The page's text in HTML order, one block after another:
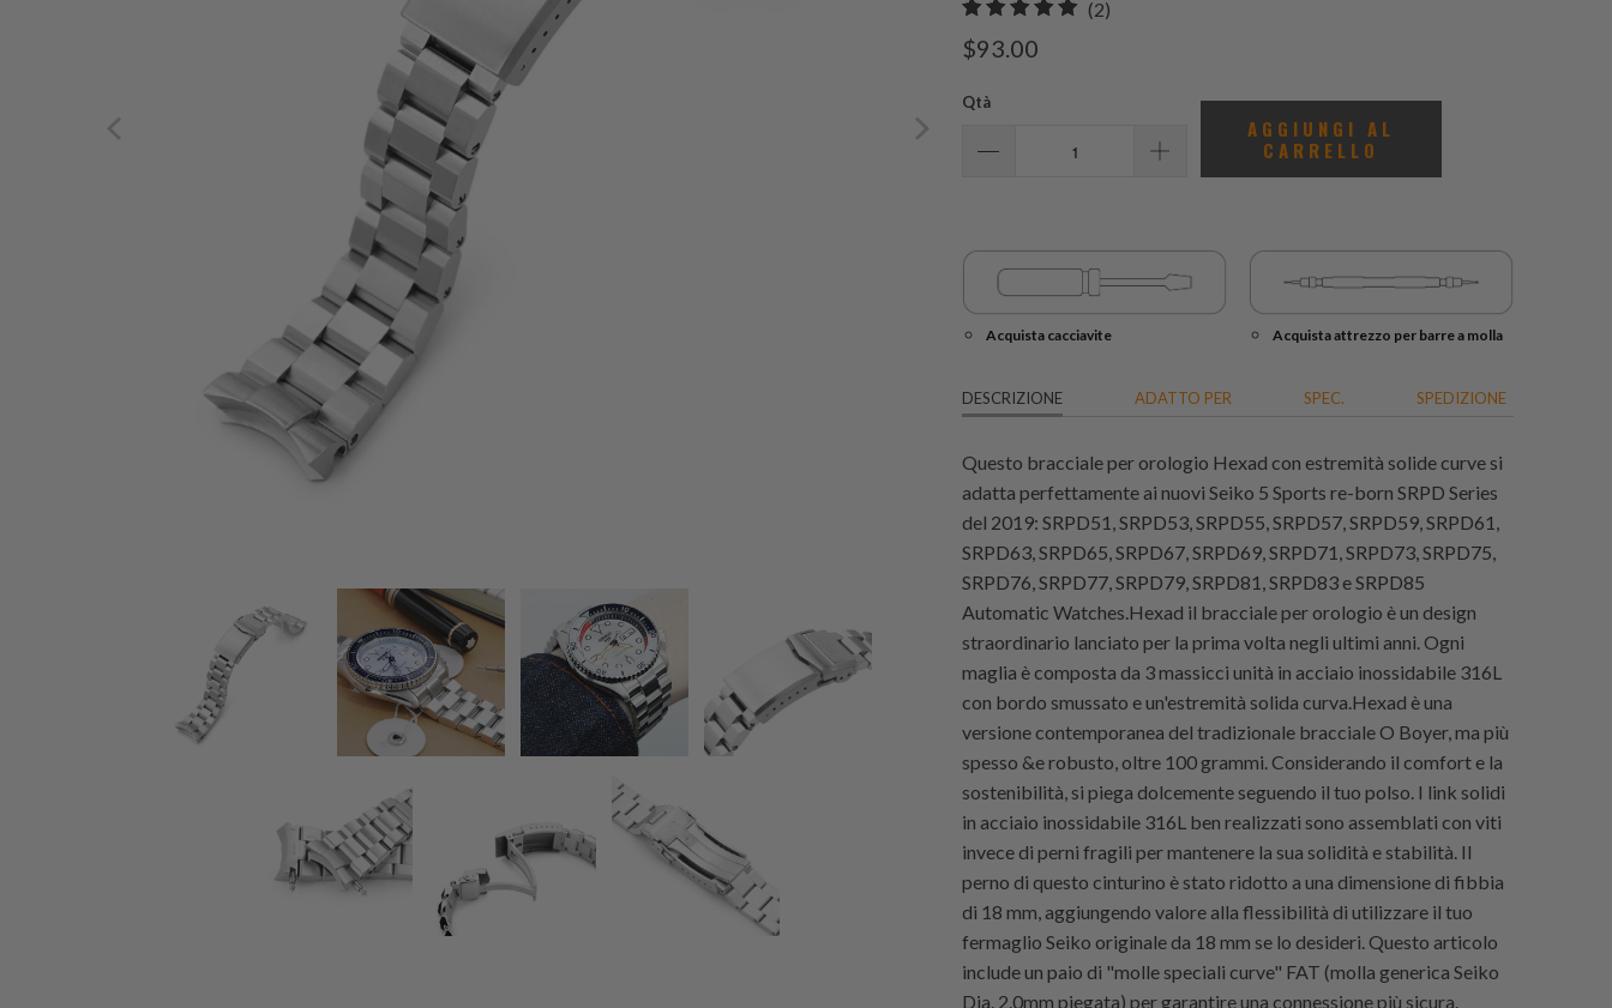
(2)
$93.00
Qtà
AGGIUNGI AL
CARRELLO
Acquista cacciavite Acquista attrezzo per barre a molla
DESCRIZIONE ADATTO PER SPEC. SPEDIZIONE
Questo bracciale per orologio Hexad con estremità solide curve si
adatta perfettamente ai nuovi Seiko 5 Sports re-born SRPD Series
del 2019: SRPD51, SRPD53, SRPD55, SRPD57, SRPD59, SRPD61,
SRPD63, SRPD65, SRPD67, SRPD69, SRPD71, SRPD73, SRPD75,
SRPD76, SRPD77, SRPD79, SRPD81, SRPD83 e SRPD85
Automatic Watches.Hexad il bracciale per orologio è un design
straordinario lanciato per la prima volta negli ultimi anni. Ogni
maglia è composta da 3 massicci unità in acciaio inossidabile 316L
con bordo smussato e un'estremità solida curva.Hexad è una
versione contemporanea del tradizionale bracciale O Boyer, ma più
spesso &e robusto, oltre 100 grammi. Considerando il comfort e la
sostenibilità, si piega dolcemente seguendo il tuo polso. I link solidi
in acciaio inossidabile 316L ben realizzati sono assemblati con viti
invece di perni fragili per mantenere la sua solidità e stabilità. Il
perno di questo cinturino è stato ridotto a una dimensione di fibbia
di 18 mm, aggiungendo valore alla flessibilità di utilizzare il tuo
fermaglio Seiko originale da 18 mm se lo desideri. Questo articolo
include un paio di "molle speciali curve" FAT (molla generica Seiko
Dia. 2.0mm piegata) per garantire una connessione più sicura.